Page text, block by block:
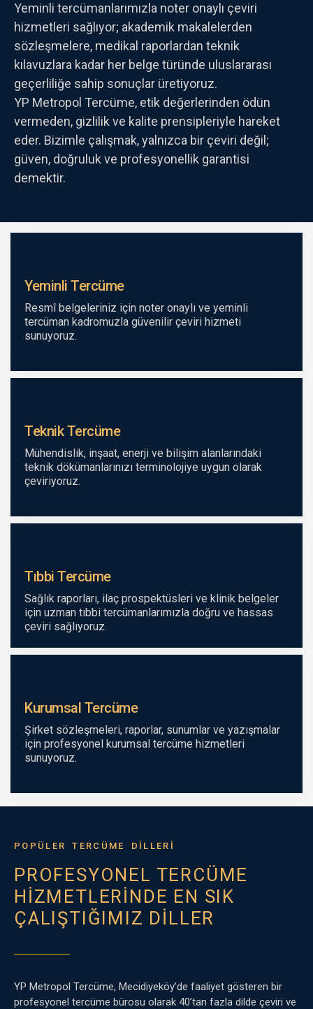
Yeminli tercümanlarımızla noter onaylı çeviri
hizmetleri sağlıyor; akademik makalelerden
sözleşmelere, medikal raporlardan teknik
kılavuzlara kadar her belge türünde uluslararası
geçerliliğe sahip sonuçlar üretiyoruz.
YP Metropol Tercüme, etik değerlerinden ödün
vermeden, gizlilik ve kalite prensipleriyle hareket
eder. Bizimle çalışmak, yalnızca bir çeviri değil;
güven, doğruluk ve profesyonellik garantisi
demektir.
Yeminli Tercüme
Resmî belgeleriniz için noter onaylı ve yeminli
tercüman kadromuzla güvenilir çeviri hizmeti
sunuyoruz.
Teknik Tercüme
Mühendislik, inşaat, enerji ve bilişim alanlarındaki
teknik dökümanlarınızı terminolojiye uygun olarak
çeviriyoruz.
Tıbbi Tercüme
Sağlık raporları, ilaç prospektüsleri ve klinik belgeler
için uzman tıbbi tercümanlarımızla doğru ve hassas
çeviri sağlıyoruz.
Kurumsal Tercüme
Şirket sözleşmeleri, raporlar, sunumlar ve yazışmalar
için profesyonel kurumsal tercüme hizmetleri
sunuyoruz.
POPÜLER TERCÜME DİLLERİ
PROFESYONEL TERCÜME
HIZMETLERINDE EN SIK
ÇALIŞTIĞIMIZ DILLER
YP Metropol Tercüme, Mecidiyeköy’de faaliyet gösteren bir
profesyonel tercüme bürosu olarak 40’tan fazla dilde çeviri ve